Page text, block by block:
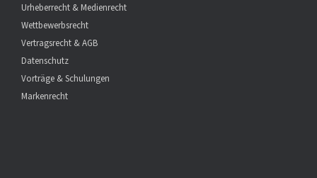
Urheberrecht & Medienrecht
Wettbewerbsrecht
Vertragsrecht & AGB
Datenschutz
Vorträge & Schulungen
Markenrecht